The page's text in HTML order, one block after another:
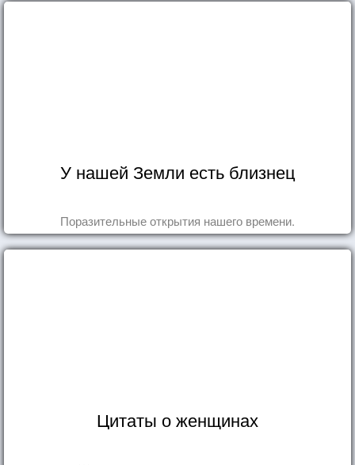
У нашей Земли есть близнец
Поразительные открытия нашего времени.
Цитаты о женщинах